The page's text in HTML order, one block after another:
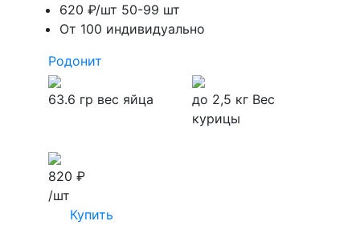
620 ₽/шт 50-99 шт
От 100 индивидуально
Родонит
63.6 гр вес яйца до 2,5 кг Вес
курицы
820 ₽
/шт
Купить